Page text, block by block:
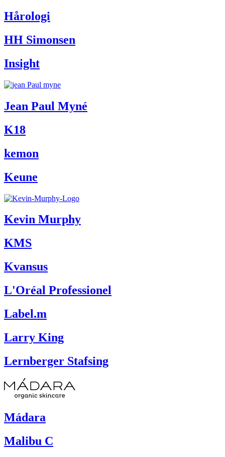
Hårologi
HH Simonsen
Insight
Jean Paul Myné
K18
kemon
Keune
Kevin Murphy
KMS
Kvansus
L'Oréal Professionel
Label.m
Larry King
Lernberger Stafsing
Mádara
Malibu C